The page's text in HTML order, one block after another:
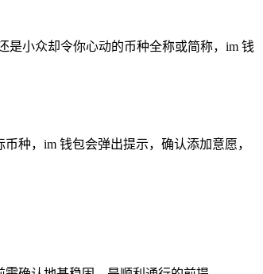
是小众却令你心动的币种全称或简称，im 钱
种，im 钱包会弹出提示，确认添加意愿，